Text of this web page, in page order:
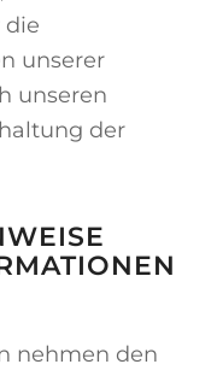
die
unserer
unseren
der
nehmen den